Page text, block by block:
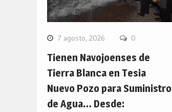
7 agosto, 2026 0
Tienen Navojoenses de
Tierra Blanca en Tesia
Nuevo Pozo para Suministro
de Agua… Desde: